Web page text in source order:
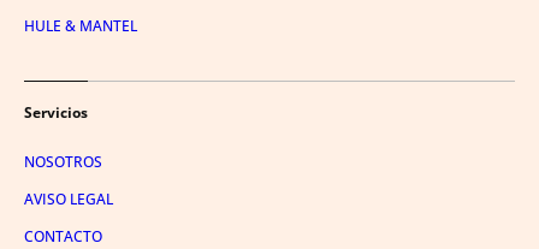
HULE & MANTEL
Servicios
NOSOTROS
AVISO LEGAL
CONTACTO